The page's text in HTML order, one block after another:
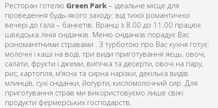
Ресторан готелю Green Park – ідеальне місце для
проведення будь-якого заходу: від тихої романтичної
вечері до гала – банкетів. Вранці з 8.00 до 11.00 працює
шведська лінія сніданків. Меню сніданків порадує Вас
різноманітними стравами . З турботою про Вас кухня готує:
молочні і каші на воді, три види приготування яєць, овочі,
салати, фрукти і джеми, випічка та десерти, овочі на пару,
рис, картопля, м‘ясна та сирна нарізки, декілька видів
млинців, сухі сніданки, йогурти, кисломолочний сир. Для
приготування страв ми використовуємо лише свіжі
продукти фермерських господарств.